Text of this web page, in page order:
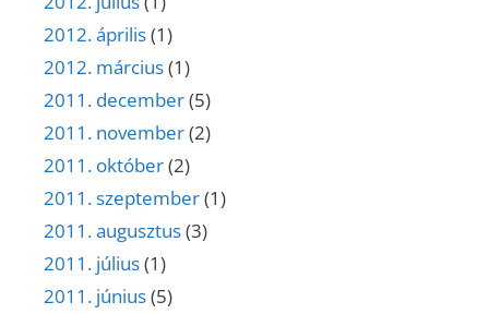
2012. április(1)
2012. március(1)
2011. december(5)
2011. november(2)
2011. október(2)
2011. szeptember(1)
2011. augusztus(3)
2011. július(1)
2011. június(5)